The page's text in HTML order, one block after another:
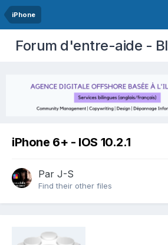
iPhone
Forum d'entre-aide -
iPhone 6+ - IOS 10.2.1
Par J-S
Find their other files